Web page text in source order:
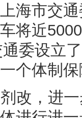
海市交
将近
委设立
个体制
改，进